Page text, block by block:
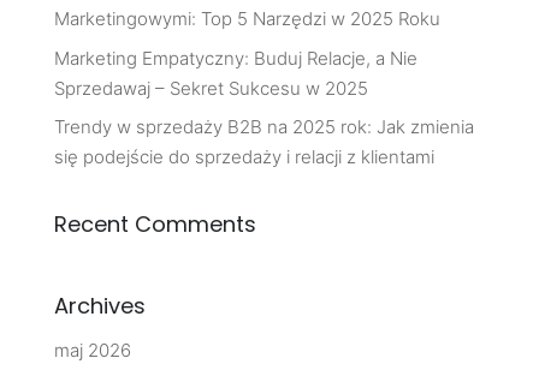
Marketingowymi: Top 5 Narzędzi w 2025 Roku
Marketing Empatyczny: Buduj Relacje, a Nie
Sprzedawaj – Sekret Sukcesu w 2025
Trendy w sprzedaży B2B na 2025 rok: Jak zmienia
się podejście do sprzedaży i relacji z klientami
Recent Comments
Archives
maj 2026